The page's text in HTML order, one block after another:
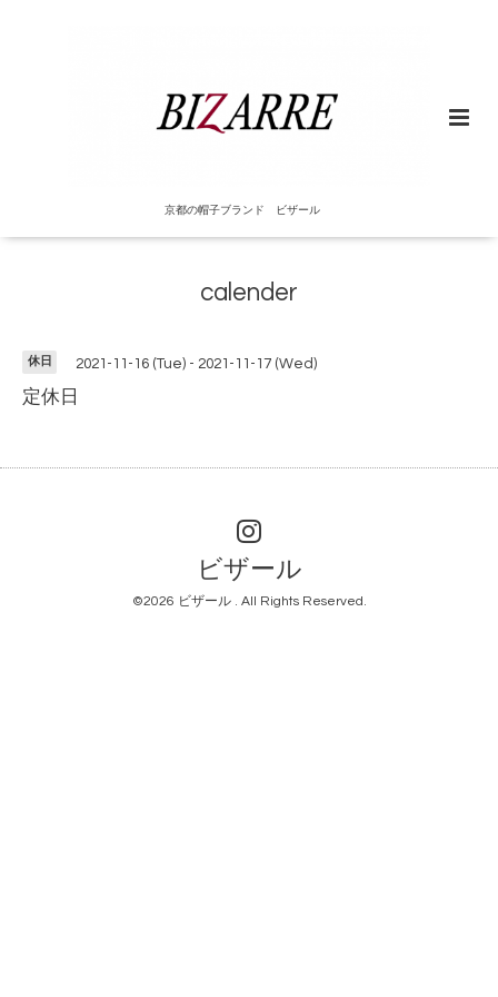
京都の帽子ブランド ビザール
calender
休日 2021-11-16 (Tue) - 2021-11-17 (Wed)
定休日
ビザール
©2026 ビザール . All Rights Reserved.